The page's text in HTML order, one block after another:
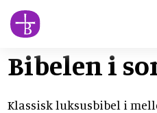
Skip
to
content
Bibelen i
Klassisk luksusbibel i